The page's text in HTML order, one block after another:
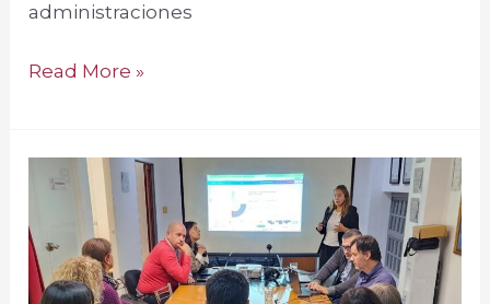
administraciones
Read More »
Gestión
Control
Interno
con